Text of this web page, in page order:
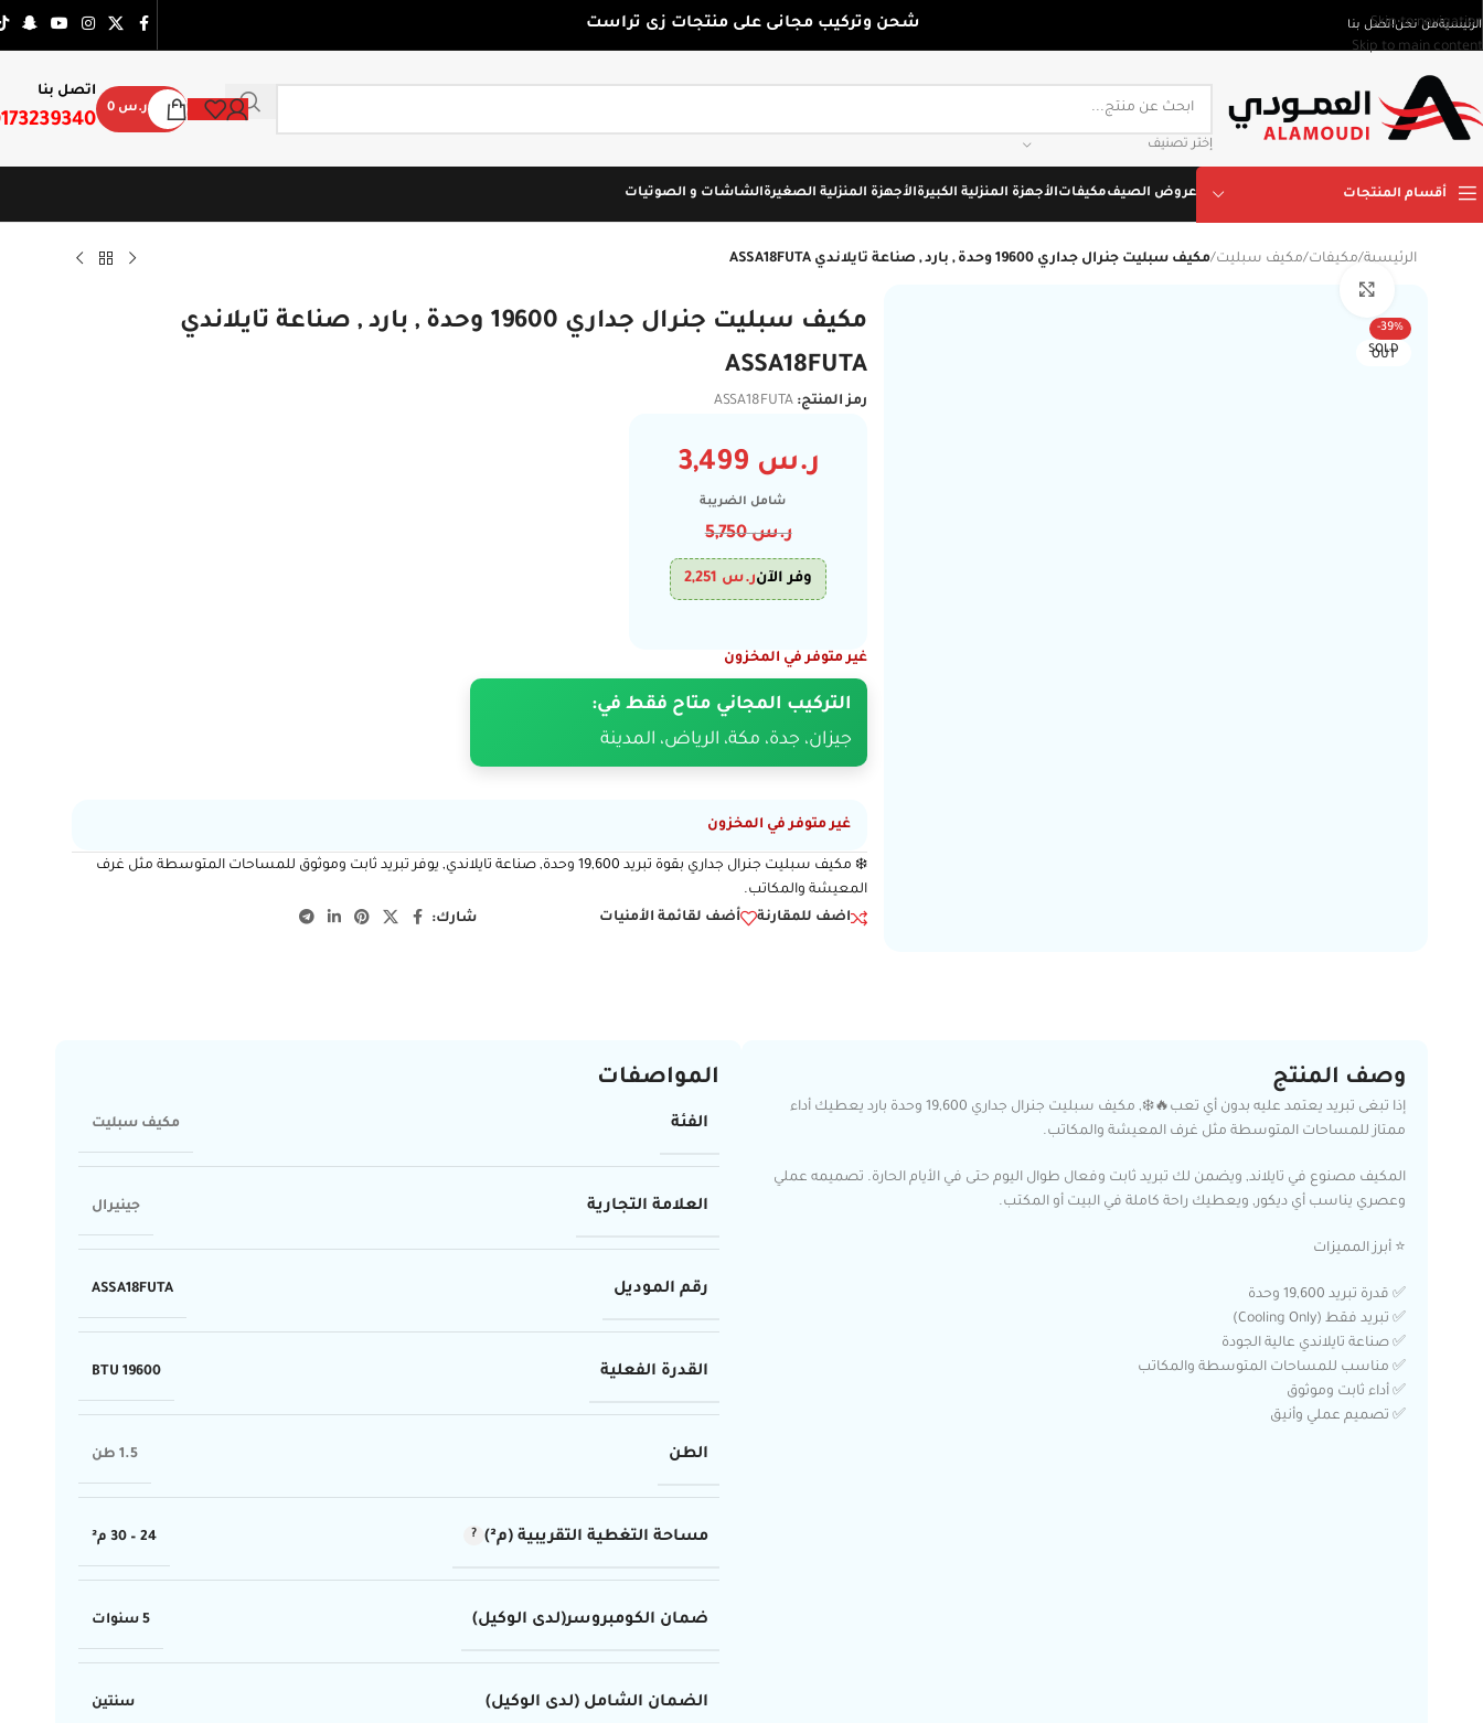
Skip to navigation
Skip to main content
الرئيسيةمن نحناتصل بنا شحن وتركيب مجانى على منتجات زى تراست
إختر تصنيف
ر.س
اتصل بنا
أقسام المنتجات عروض الصيفمكيفاتالأجهزة المنزلية الكبيرةالأجهزة المنزلية الصغيرةالشاشات و الصوتيات
الرئيسية/مكيفات/مكيف سبليت/مكيف سبليت جنرال جداري 19600 وحدة , بارد , صناعة تايلاندي ASSA18FUTA
-39%
SOLD
OUT
تركيب مجاني توصيل مجاني
مكيف سبليت جنرال جداري 19600 وحدة , بارد , صناعة تايلاندي
ASSA18FUTA
رمز المنتج: ASSA18FUTA
ر.س
شامل الضريبة
ر.س5,750
وفر الآنر.س
غير متوفر في المخزون
التركيب المجاني متاح فقط في:
جيزان، جدة، مكة، الرياض، المدينة
غير متوفر في المخزون
❄️ مكيف سبليت جنرال جداري بقوة تبريد 19,600 وحدة, صناعة تايلاندي, يوفر تبريد ثابت وموثوق للمساحات المتوسطة مثل غرف
المعيشة والمكاتب.
اضف للمقارنة
أضف لقائمة الأمنيات شارك:
وصف المنتج
إذا تبغى تبريد يعتمد عليه بدون أي تعب🔥❄️, مكيف سبليت جنرال جداري 19,600 وحدة بارد يعطيك أداء
ممتاز للمساحات المتوسطة مثل غرف المعيشة والمكاتب.
المكيف مصنوع في تايلاند, ويضمن لك تبريد ثابت وفعال طوال اليوم حتى في الأيام الحارة. تصميمه عملي
وعصري يناسب أي ديكور, ويعطيك راحة كاملة في البيت أو المكتب.
⭐ أبرز المميزات
✅ قدرة تبريد 19,600 وحدة
✅ تبريد فقط (Cooling Only)
✅ صناعة تايلاندي عالية الجودة
✅ مناسب للمساحات المتوسطة والمكاتب
✅ أداء ثابت وموثوق
✅ تصميم عملي وأنيق
المواصفات
الفئة مكيف سبليت
العلامة التجارية جينيرال
رقم الموديل ASSA18FUTA
القدرة الفعلية 19600 BTU
الطن 1.5 طن
مساحة التغطية التقريبية (م²) 24 – 30 م²
ضمان الكومبروسر(لدى الوكيل) 5 سنوات
الضمان الشامل (لدى الوكيل) سنتين